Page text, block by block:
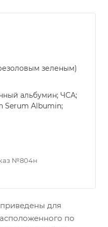
зеленым)
альбумин; ЧСА;
Serum Albumin;
№804н
для
по